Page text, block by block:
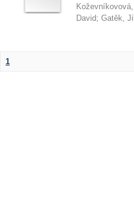
David; Gatěk,
1